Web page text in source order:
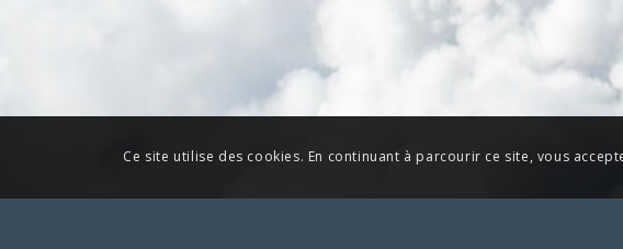
Ce site utilise des cookies. En continuant à parcourir ce site, vous